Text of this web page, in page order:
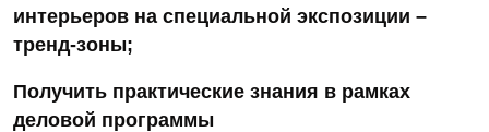
интерьеров на специальной экспозиции –
тренд-зоны;
Получить практические знания в рамках
деловой программы